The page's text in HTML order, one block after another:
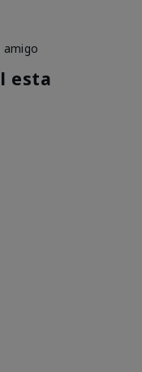
amigo
esta